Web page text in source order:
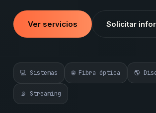
Ver servicios Solicitar
💻 Sistemas 🌐 Fibra óptica 🌎
📡 Streaming